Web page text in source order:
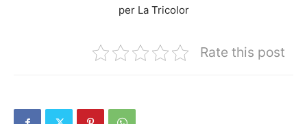
per La Tricolor
Rate this post